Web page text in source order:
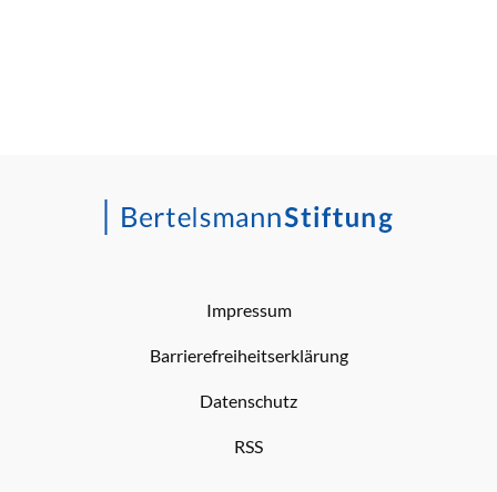
Impressum
Barrierefreiheitserklärung
Datenschutz
RSS